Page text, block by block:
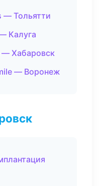
— Тольятти
Калуга
— Хабаровск
— Воронеж